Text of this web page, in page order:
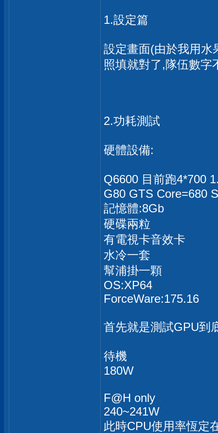
1.設定篇
設定畫面(由於我用水
照填就對了,隊伍數字
2.功耗測試
硬體設備:
Q6600 目前跑4*700
G80 GTS Core=680
記憶體:8Gb
硬碟兩粒
有電視卡音效卡
水冷一套
幫浦掛一顆
OS:XP64
ForceWare:175.16
首先就是測試GPU到
待機
180W
F@H only
240~241W
此時CPU使用率恆定